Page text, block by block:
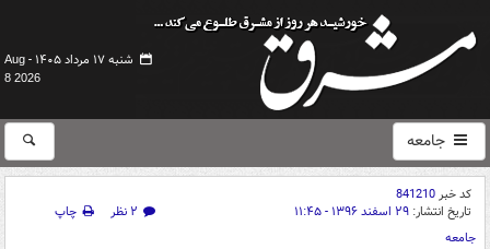
شنبه ۱۷ مرداد ۱۴۰۵ -
Aug
8 2026
جامعه
کد خبر841210
تاریخ انتشار: ۲۹ اسفند ۱۳۹۶ - ۱۱:۴۵ ۲ نظر
چاپ
جامعه